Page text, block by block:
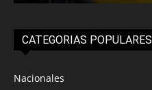
CATEGORIAS POPULARES
Nacionales